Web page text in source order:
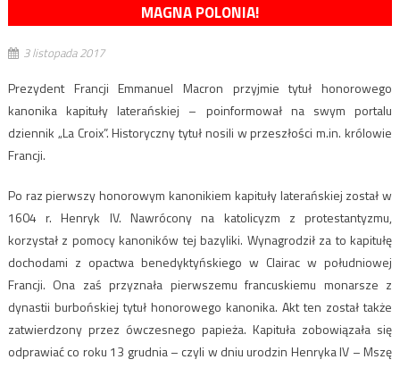
MAGNA POLONIA!
3 listopada 2017
Prezydent Francji Emmanuel Macron przyjmie tytuł honorowego
kanonika kapituły laterańskiej – poinformował na swym portalu
dziennik „La Croix”. Historyczny tytuł nosili w przeszłości m.in. królowie
Francji.
Po raz pierwszy honorowym kanonikiem kapituły laterańskiej został w
1604 r. Henryk IV. Nawrócony na katolicyzm z protestantyzmu,
korzystał z pomocy kanoników tej bazyliki. Wynagrodził za to kapitułę
dochodami z opactwa benedyktyńskiego w Clairac w południowej
Francji. Ona zaś przyznała pierwszemu francuskiemu monarsze z
dynastii burbońskiej tytuł honorowego kanonika. Akt ten został także
zatwierdzony przez ówczesnego papieża. Kapituła zobowiązała się
odprawiać co roku 13 grudnia – czyli w dniu urodzin Henryka IV – Mszę